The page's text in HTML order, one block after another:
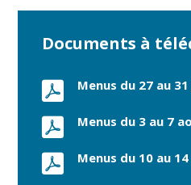
Documents à
Menus du 27 au
Menus du 3 au 7
Menus du 10 au